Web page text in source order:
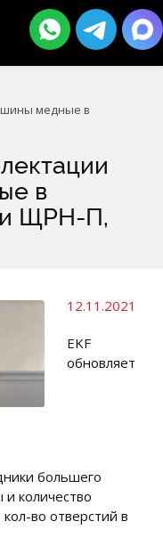
шины медные в
в
ЩРН-П,
12.11.2021
EKF
обновляет
большего
количество
во отверстий в